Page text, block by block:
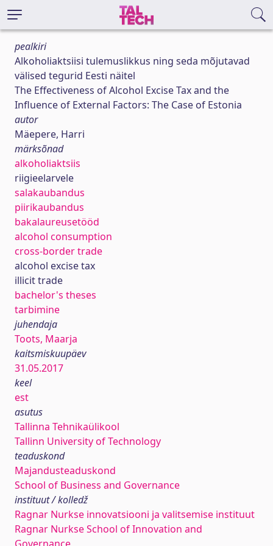
pealkiri
Alkoholiaktsiisi tulemuslikkus ning seda mõjutavad
välised tegurid Eesti näitel
The Effectiveness of Alcohol Excise Tax and the
Influence of External Factors: The Case of Estonia
autor
Mäepere, Harri
märksõnad
alkoholiaktsiis
riigieelarvele
salakaubandus
piirikaubandus
bakalaureusetööd
alcohol consumption
cross-border trade
alcohol excise tax
illicit trade
bachelor's theses
tarbimine
juhendaja
Toots, Maarja
kaitsmiskuupäev
31.05.2017
keel
est
asutus
Tallinna Tehnikaülikool
Tallinn University of Technology
teaduskond
Majandusteaduskond
School of Business and Governance
instituut / kolledž
Ragnar Nurkse innovatsiooni ja valitsemise instituut
Ragnar Nurkse School of Innovation and